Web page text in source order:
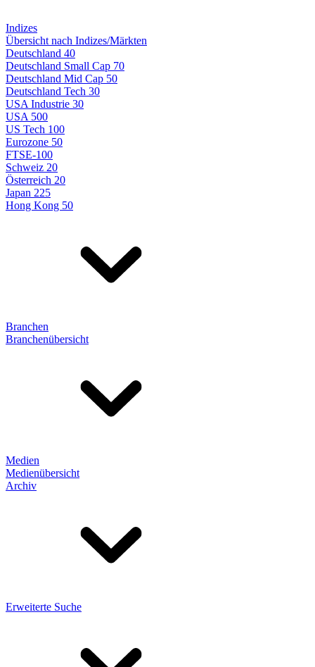
Indizes
Übersicht nach Indizes/Märkten
Deutschland 40
Deutschland Small Cap 70
Deutschland Mid Cap 50
Deutschland Tech 30
USA Industrie 30
USA 500
US Tech 100
Eurozone 50
FTSE-100
Schweiz 20
Österreich 20
Japan 225
Hong Kong 50
Branchen
Branchenübersicht
Medien
Medienübersicht
Archiv
Erweiterte Suche